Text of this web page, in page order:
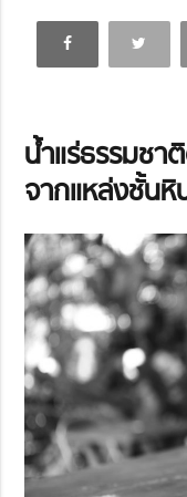
น้ำแร่ธรรมชา
จากแหล่งชั้นหิ